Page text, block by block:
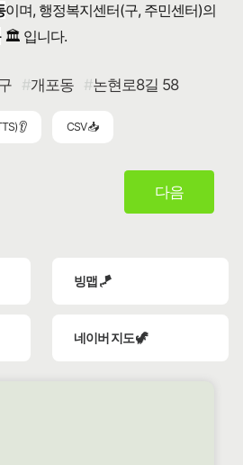
이며, 행정복지센터(구, 주민센터)의
🏛️ 입니다.
개포동 논현로8길 58
👂 CSV 📥
다음
빙맵 🪁
네이버 지도 🦖